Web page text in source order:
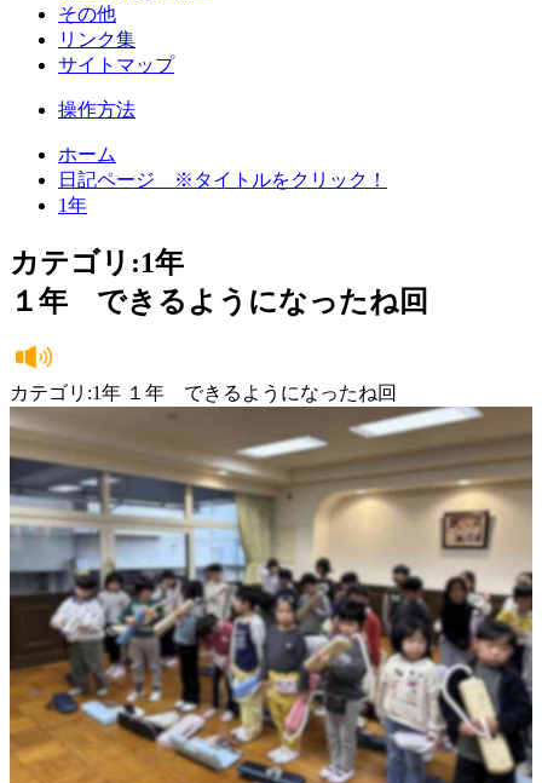
その他
リンク集
サイトマップ
操作方法
ホーム
日記ページ ※タイトルをクリック！
1年
カテゴリ:1年
１年 できるようになったね回
カテゴリ:1年 １年 できるようになったね回